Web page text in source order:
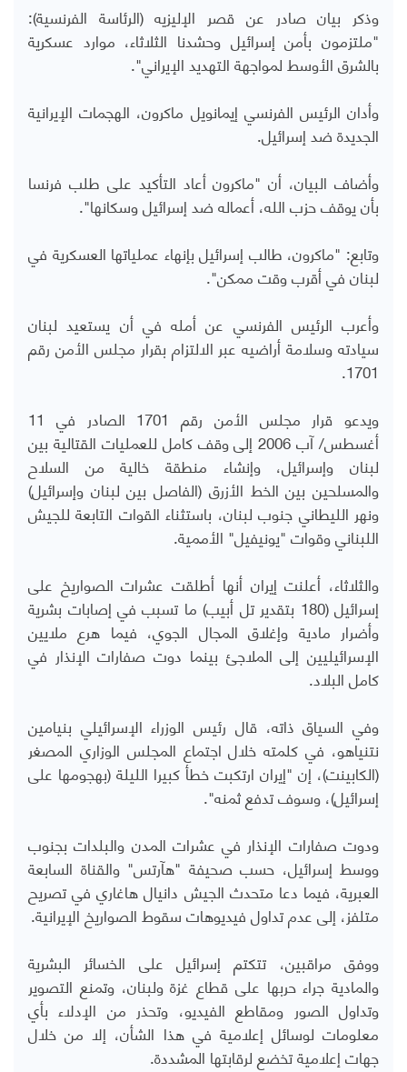
وذكر بيان صادر عن قصر الإليزيه (الرئاسة الفرنسية):
"ملتزمون بأمن إسرائيل وحشدنا الثلاثاء، موارد عسكرية
بالشرق الأوسط لمواجهة التهديد الإيراني".
وأدان الرئيس الفرنسي إيمانويل ماكرون، الهجمات الإيرانية
الجديدة ضد إسرائيل.
وأضاف البيان، أن "ماكرون أعاد التأكيد على طلب فرنسا
بأن يوقف حزب الله، أعماله ضد إسرائيل وسكانها".
وتابع: "ماكرون، طالب إسرائيل بإنهاء عملياتها العسكرية في
لبنان في أقرب وقت ممكن".
وأعرب الرئيس الفرنسي عن أمله في أن يستعيد لبنان
سيادته وسلامة أراضيه عبر الالتزام بقرار مجلس الأمن رقم
1701.
ويدعو قرار مجلس الأمن رقم 1701 الصادر في 11
أغسطس/ آب 2006 إلى وقف كامل للعمليات القتالية بين
لبنان وإسرائيل، وإنشاء منطقة خالية من السلاح
والمسلحين بين الخط الأزرق (الفاصل بين لبنان وإسرائيل)
ونهر الليطاني جنوب لبنان، باستثناء القوات التابعة للجيش
اللبناني وقوات "يونيفيل" الأممية.
والثلاثاء، أعلنت إيران أنها أطلقت عشرات الصواريخ على
إسرائيل (180 بتقدير تل أبيب) ما تسبب في إصابات بشرية
وأضرار مادية وإغلاق المجال الجوي، فيما هرع ملايين
الإسرائيليين إلى الملاجئ بينما دوت صفارات الإنذار في
كامل البلاد.
وفي السياق ذاته، قال رئيس الوزراء الإسرائيلي بنيامين
نتنياهو، في كلمته خلال اجتماع المجلس الوزاري المصغر
(الكابينت)، إن "إيران ارتكبت خطأ كبيرا الليلة (بهجومها على
إسرائيل)، وسوف تدفع ثمنه".
ودوت صفارات الإنذار في عشرات المدن والبلدات بجنوب
ووسط إسرائيل، حسب صحيفة "هآرتس" والقناة السابعة
العبرية، فيما دعا متحدث الجيش دانيال هاغاري في تصريح
متلفز، إلى عدم تداول فيديوهات سقوط الصواريخ الإيرانية.
ووفق مراقبين، تتكتم إسرائيل على الخسائر البشرية
والمادية جراء حربها على قطاع غزة ولبنان، وتمنع التصوير
وتداول الصور ومقاطع الفيديو، وتحذر من الإدلاء بأي
معلومات لوسائل إعلامية في هذا الشأن، إلا من خلال
جهات إعلامية تخضع لرقابتها المشددة.